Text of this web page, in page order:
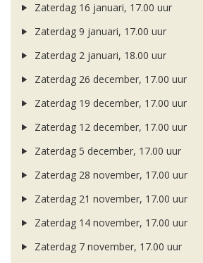
Zaterdag 16 januari, 17.00 uur
Zaterdag 9 januari, 17.00 uur
Zaterdag 2 januari, 18.00 uur
Zaterdag 26 december, 17.00 uur
Zaterdag 19 december, 17.00 uur
Zaterdag 12 december, 17.00 uur
Zaterdag 5 december, 17.00 uur
Zaterdag 28 november, 17.00 uur
Zaterdag 21 november, 17.00 uur
Zaterdag 14 november, 17.00 uur
Zaterdag 7 november, 17.00 uur